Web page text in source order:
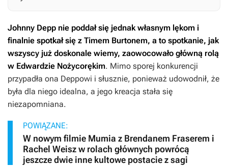
Johnny Depp nie poddał się jednak własnym lękom i
finalnie spotkał się z Timem Burtonem, a to spotkanie, jak
wszyscy już doskonale wiemy, zaowocowało główną rolą
w Edwardzie Nożycorękim. Mimo sporej konkurencji
przypadła ona Deppowi i słusznie, ponieważ udowodnił, że
była dla niego idealna, a jego kreacja stała się
niezapomniana.
POWIĄZANE:
W nowym filmie Mumia z Brendanem Fraserem i
Rachel Weisz w rolach głównych powrócą
jeszcze dwie inne kultowe postacie z sagi